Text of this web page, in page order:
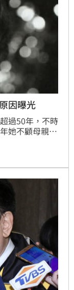
因曝光
過50年，不時
她不顧母親反
之後一直沒想